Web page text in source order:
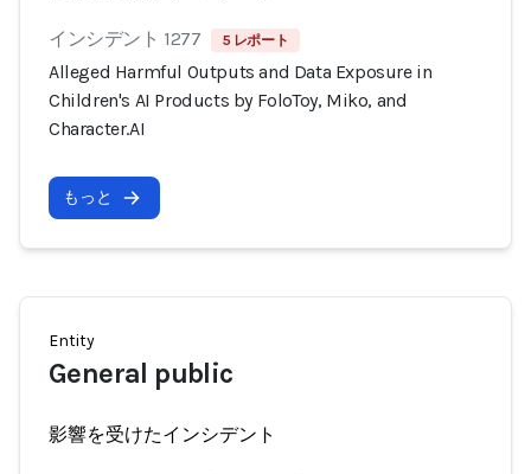
インシデント 1277 5 レポート
Alleged Harmful Outputs and Data Exposure in
Children's AI Products by FoloToy, Miko, and
Character.AI
もっと
Entity
General public
影響を受けたインシデント